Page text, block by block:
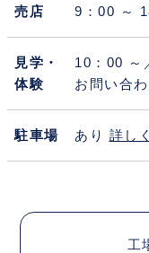
売店 9：00 ～
見学・
体験
10：00 ～
お問い合
駐車場 あり 詳し
工